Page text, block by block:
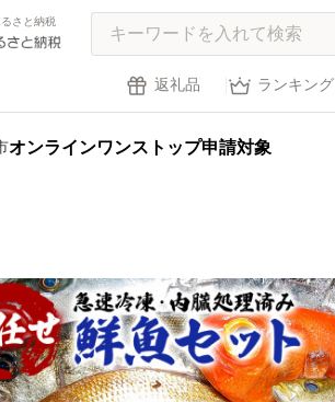
さと納税
返礼品 ランキング
オンラインワンストップ申請対象